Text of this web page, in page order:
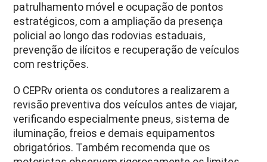
patrulhamento móvel e ocupação de pontos
estratégicos, com a ampliação da presença
policial ao longo das rodovias estaduais,
prevenção de ilícitos e recuperação de veículos
com restrições.
O CEPRv orienta os condutores a realizarem a
revisão preventiva dos veículos antes de viajar,
verificando especialmente pneus, sistema de
iluminação, freios e demais equipamentos
obrigatórios. Também recomenda que os